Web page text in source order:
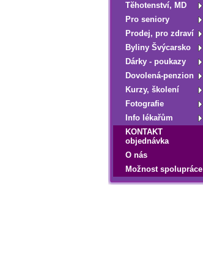
Tĕhotenství, MD
Pro seniory
Prodej, pro zdraví
Byliny Švýcarsko
Dárky - poukazy
Dovolená-penzion
Kurzy, školení
Fotografie
Info lékařům
KONTAKT
objednávka
O nás
Možnost spolupráce